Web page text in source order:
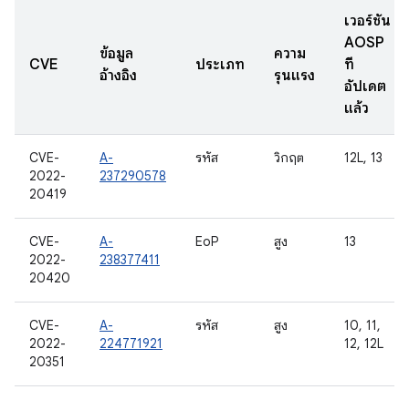
CVE
ข้อมูล
อ้างอิง
ประเภท
ความ
รุนแรง
เวอร์ชัน
AOSP
ที่
อัปเดต
แล้ว
CVE-
2022-
20419
A-
237290578
รหัส วิกฤต 12L, 13
CVE-
2022-
20420
A-
238377411
EoP สูง 13
CVE-
2022-
20351
A-
224771921
รหัส สูง
10, 11,
12, 12L